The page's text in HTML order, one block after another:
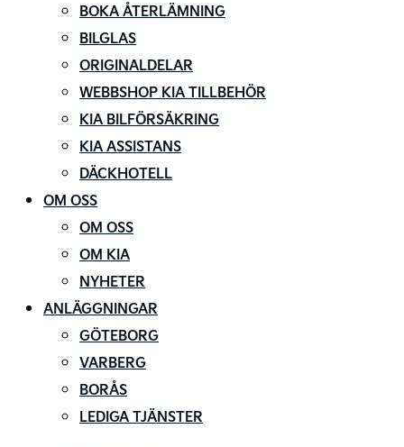
BOKA ÅTERLÄMNING
BILGLAS
ORIGINALDELAR
WEBBSHOP KIA TILLBEHÖR
KIA BILFÖRSÄKRING
KIA ASSISTANS
DÄCKHOTELL
OM OSS
OM OSS
OM KIA
NYHETER
ANLÄGGNINGAR
GÖTEBORG
VARBERG
BORÅS
LEDIGA TJÄNSTER